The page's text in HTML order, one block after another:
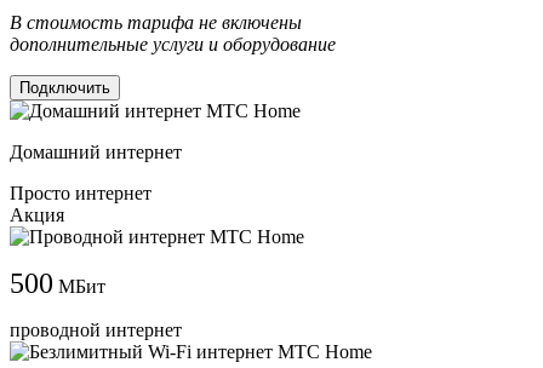
В стоимость тарифа не включены
дополнительные услуги и оборудование
Подключить
Домашний интернет
Просто интернет
Акция
500 МБит
проводной интернет